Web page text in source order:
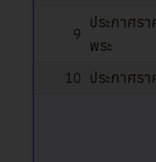
9
ประกาศร
พระ
10
ประกาศร